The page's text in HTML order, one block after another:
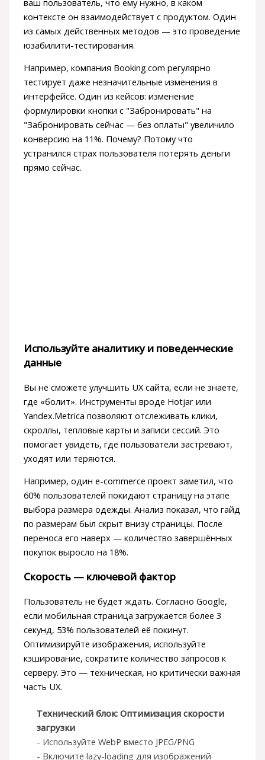
контексте он взаимодействует с продуктом. Один
из самых действенных методов — это проведение
юзабилити-тестирования.
Например, компания Booking.com регулярно
тестирует даже незначительные изменения в
интерфейсе. Один из кейсов: изменение
формулировки кнопки с "Забронировать" на
"Забронировать сейчас — без оплаты" увеличило
конверсию на 11%. Почему? Потому что
устранился страх пользователя потерять деньги
прямо сейчас.
Используйте аналитику и поведенческие
данные
Вы не сможете улучшить UX сайта, если не знаете,
где «болит». Инструменты вроде Hotjar или
Yandex.Metrica позволяют отслеживать клики,
скроллы, тепловые карты и записи сессий. Это
помогает увидеть, где пользователи застревают,
уходят или теряются.
Например, один e-commerce проект заметил, что
60% пользователей покидают страницу на этапе
выбора размера одежды. Анализ показал, что гайд
по размерам был скрыт внизу страницы. После
переноса его наверх — количество завершённых
покупок выросло на 18%.
Скорость — ключевой фактор
Пользователь не будет ждать. Согласно Google,
если мобильная страница загружается более 3
секунд, 53% пользователей её покинут.
Оптимизируйте изображения, используйте
кэширование, сократите количество запросов к
серверу. Это — техническая, но критически важная
часть UX.
Технический блок: Оптимизация скорости
загрузки
- Используйте WebP вместо JPEG/PNG
- Включите lazy-loading для изображений